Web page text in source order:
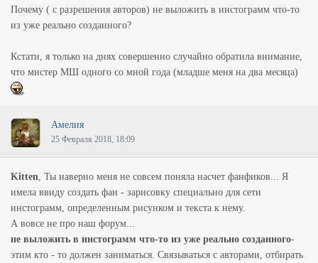
Почему ( с разрешения авторов) не выложить в инстограмм что-то
из уже реально созданного?
Кстати, я только на днях совершенно случайно обратила внимание,
что мистер МШ одного со мной года (младше меня на два месяца)
Амелия
25 Февраля 2018, 18:09
Kitten, Ты наверно меня не совсем поняла насчет фанфиков... Я
имела ввиду создать фан - зарисовку специально для сети
инстограмм, определенным рисунком и текста к нему.
А вовсе не про наш форум...
не выложить в инстограмм что-то из уже реально созданного-
этим кто - то должен заниматься. Связываться с авторами, отбирать